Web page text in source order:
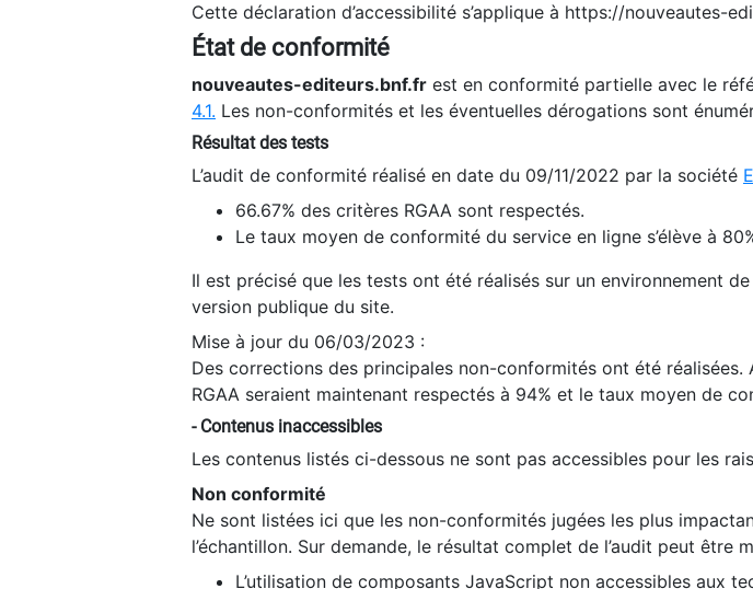
Cette déclaration d’accessibilité s’applique à https://nouveautes-
État de conformité
nouveautes-editeurs.bnf.fr est en conformité partielle avec le
4.1. Les non-conformités et les éventuelles dérogations sont
Résultat des tests
L’audit de conformité réalisé en date du 09/11/2022 par la société
66.67% des critères RGAA sont respectés.
Le taux moyen de conformité du service en ligne s’élève à
Il est précisé que les tests ont été réalisés sur un environnement
version publique du site.
Mise à jour du 06/03/2023 :
Des corrections des principales non-conformités ont été
RGAA seraient maintenant respectés à 94% et le taux moyen de
- Contenus inaccessibles
Les contenus listés ci-dessous ne sont pas accessibles pour les
Non conformité
Ne sont listées ici que les non-conformités jugées les plus
l’échantillon. Sur demande, le résultat complet de l’audit peut être
L’utilisation de composants JavaScript non accessibles aux